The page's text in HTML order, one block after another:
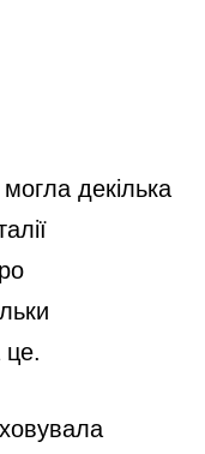
декілька
це.